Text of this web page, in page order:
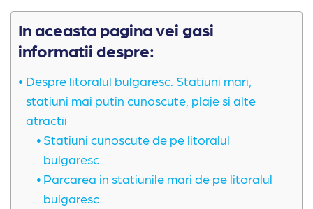
In aceasta pagina vei gasi
informatii despre:
Despre litoralul bulgaresc. Statiuni mari,
statiuni mai putin cunoscute, plaje si alte
atractii
Statiuni cunoscute de pe litoralul
bulgaresc
Parcarea in statiunile mari de pe litoralul
bulgaresc